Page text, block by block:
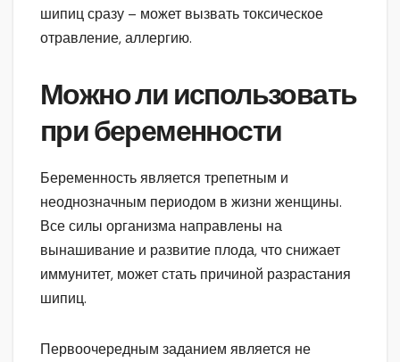
шипиц сразу – может вызвать токсическое
отравление, аллергию.
Можно ли использовать
при беременности
Беременность является трепетным и
неоднозначным периодом в жизни женщины.
Все силы организма направлены на
вынашивание и развитие плода, что снижает
иммунитет, может стать причиной разрастания
шипиц.
Первоочередным заданием является не